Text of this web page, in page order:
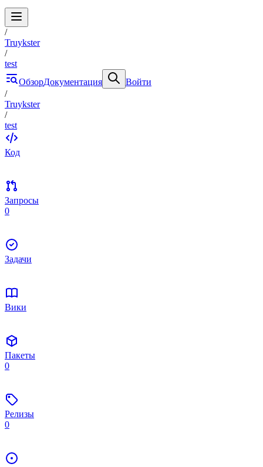
/
Truykster
/
test
ОбзорДокументация
Войти
/
Truykster
/
test
Код
Запросы
0
Задачи
Вики
Пакеты
0
Релизы
0